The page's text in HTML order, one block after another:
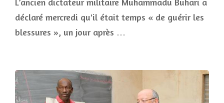
L’ancien dictateur militaire Muhammadu Buhari a
déclaré mercredi qu'il était temps « de guérir les
blessures », un jour après …